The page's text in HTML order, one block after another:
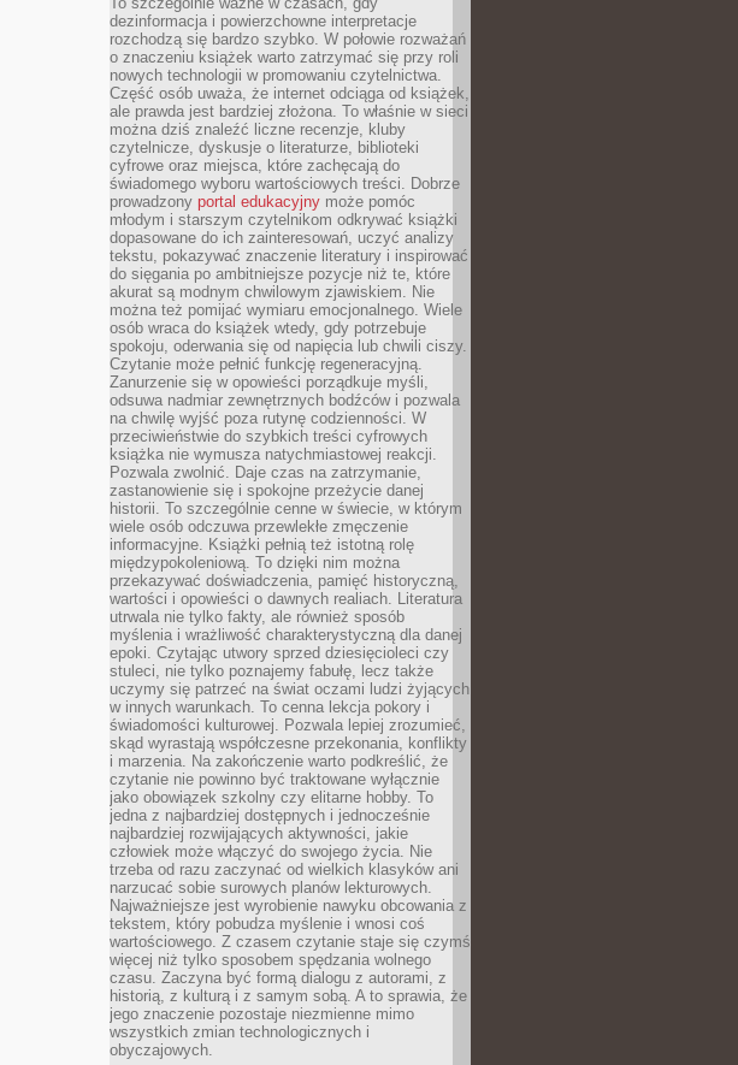
dezinformacja i powierzchowne interpretacje
rozchodzą się bardzo szybko. W połowie rozważań
o znaczeniu książek warto zatrzymać się przy roli
nowych technologii w promowaniu czytelnictwa.
Część osób uważa, że internet odciąga od książek,
ale prawda jest bardziej złożona. To właśnie w sieci
można dziś znaleźć liczne recenzje, kluby
czytelnicze, dyskusje o literaturze, biblioteki
cyfrowe oraz miejsca, które zachęcają do
świadomego wyboru wartościowych treści. Dobrze
prowadzony portal edukacyjny może pomóc
młodym i starszym czytelnikom odkrywać książki
dopasowane do ich zainteresowań, uczyć analizy
tekstu, pokazywać znaczenie literatury i inspirować
do sięgania po ambitniejsze pozycje niż te, które
akurat są modnym chwilowym zjawiskiem. Nie
można też pomijać wymiaru emocjonalnego. Wiele
osób wraca do książek wtedy, gdy potrzebuje
spokoju, oderwania się od napięcia lub chwili ciszy.
Czytanie może pełnić funkcję regeneracyjną.
Zanurzenie się w opowieści porządkuje myśli,
odsuwa nadmiar zewnętrznych bodźców i pozwala
na chwilę wyjść poza rutynę codzienności. W
przeciwieństwie do szybkich treści cyfrowych
książka nie wymusza natychmiastowej reakcji.
Pozwala zwolnić. Daje czas na zatrzymanie,
zastanowienie się i spokojne przeżycie danej
historii. To szczególnie cenne w świecie, w którym
wiele osób odczuwa przewlekłe zmęczenie
informacyjne. Książki pełnią też istotną rolę
międzypokoleniową. To dzięki nim można
przekazywać doświadczenia, pamięć historyczną,
wartości i opowieści o dawnych realiach. Literatura
utrwala nie tylko fakty, ale również sposób
myślenia i wrażliwość charakterystyczną dla danej
epoki. Czytając utwory sprzed dziesięcioleci czy
stuleci, nie tylko poznajemy fabułę, lecz także
uczymy się patrzeć na świat oczami ludzi żyjących
w innych warunkach. To cenna lekcja pokory i
świadomości kulturowej. Pozwala lepiej zrozumieć,
skąd wyrastają współczesne przekonania, konflikty
i marzenia. Na zakończenie warto podkreślić, że
czytanie nie powinno być traktowane wyłącznie
jako obowiązek szkolny czy elitarne hobby. To
jedna z najbardziej dostępnych i jednocześnie
najbardziej rozwijających aktywności, jakie
człowiek może włączyć do swojego życia. Nie
trzeba od razu zaczynać od wielkich klasyków ani
narzucać sobie surowych planów lekturowych.
Najważniejsze jest wyrobienie nawyku obcowania z
tekstem, który pobudza myślenie i wnosi coś
wartościowego. Z czasem czytanie staje się czymś
więcej niż tylko sposobem spędzania wolnego
czasu. Zaczyna być formą dialogu z autorami, z
historią, z kulturą i z samym sobą. A to sprawia, że
jego znaczenie pozostaje niezmienne mimo
wszystkich zmian technologicznych i
obyczajowych.